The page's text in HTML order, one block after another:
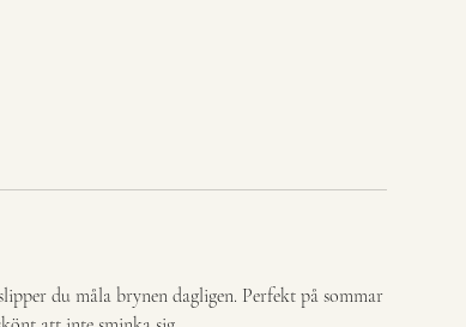
du måla brynen dagligen. Perfekt på sommar